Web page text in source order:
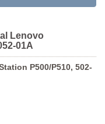
Lenovo
01A
P500/P510, 502-